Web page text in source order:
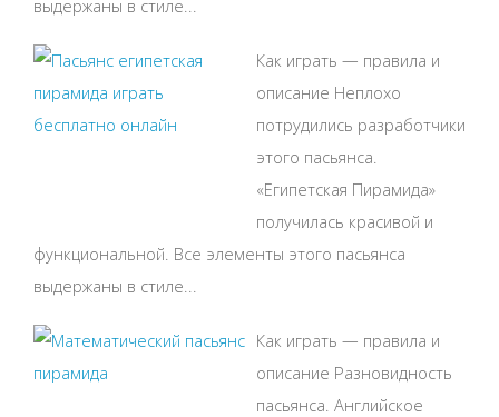
выдержаны в стиле...
Как играть — правила и
описание Неплохо
потрудились разработчики
этого пасьянса.
«Египетская Пирамида»
получилась красивой и
функциональной. Все элементы этого пасьянса
выдержаны в стиле...
Как играть — правила и
описание Разновидность
пасьянса. Английское